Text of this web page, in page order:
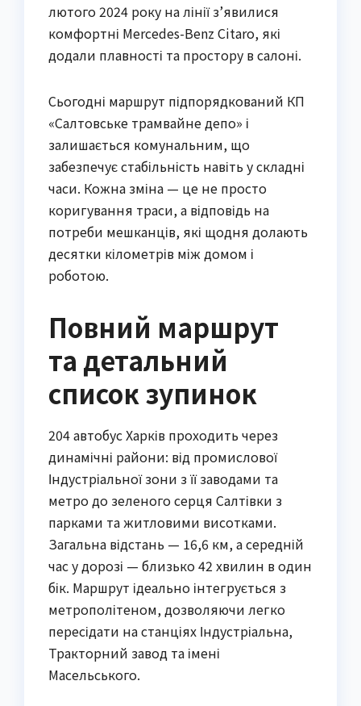
лютого 2024 року на лінії з’явилися
комфортні Mercedes-Benz Citaro, які
додали плавності та простору в салоні.
Сьогодні маршрут підпорядкований КП
«Салтовське трамвайне депо» і
залишається комунальним, що
забезпечує стабільність навіть у складні
часи. Кожна зміна — це не просто
коригування траси, а відповідь на
потреби мешканців, які щодня долають
десятки кілометрів між домом і
роботою.
Повний маршрут
та детальний
список зупинок
204 автобус Харків проходить через
динамічні райони: від промислової
Індустріальної зони з її заводами та
метро до зеленого серця Салтівки з
парками та житловими висотками.
Загальна відстань — 16,6 км, а середній
час у дорозі — близько 42 хвилин в один
бік. Маршрут ідеально інтегрується з
метрополітеном, дозволяючи легко
пересідати на станціях Індустріальна,
Тракторний завод та імені
Масельського.